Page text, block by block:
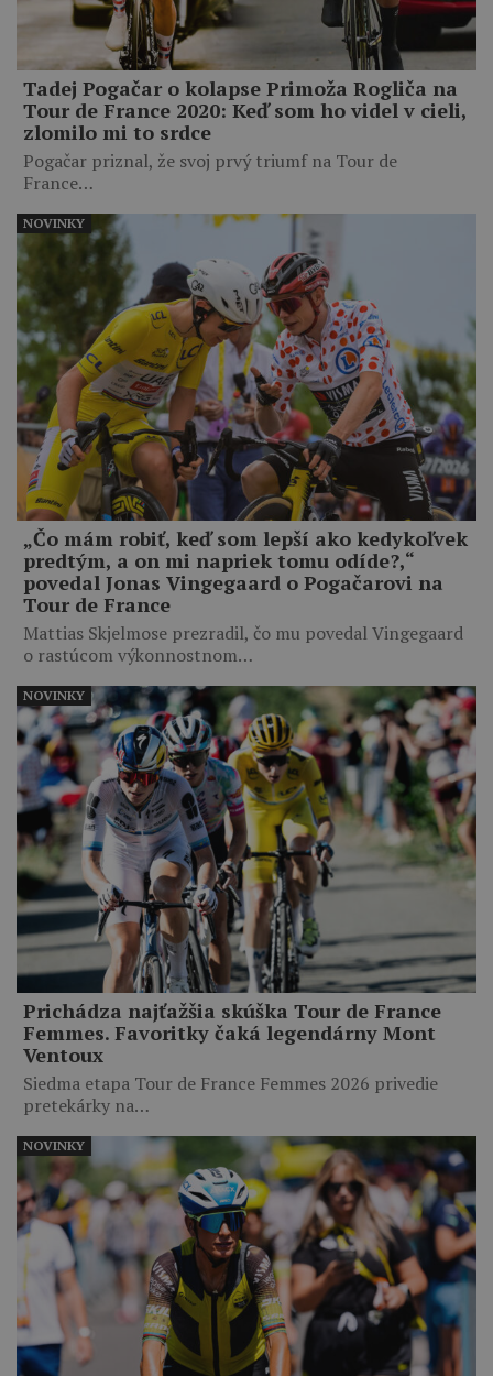
Tadej Pogačar o kolapse Primoža Rogliča na
Tour de France 2020: Keď som ho videl v cieli,
zlomilo mi to srdce
Pogačar priznal, že svoj prvý triumf na Tour de
France…
„Čo mám robiť, keď som lepší ako kedykoľvek
predtým, a on mi napriek tomu odíde?,“
povedal Jonas Vingegaard o Pogačarovi na
Tour de France
Mattias Skjelmose prezradil, čo mu povedal Vingegaard
o rastúcom výkonnostnom…
NOVINKY
Prichádza najťažšia skúška Tour de France
Femmes. Favoritky čaká legendárny Mont
Ventoux
Siedma etapa Tour de France Femmes 2026 privedie
pretekárky na…
NOVINKY
NOVINKY